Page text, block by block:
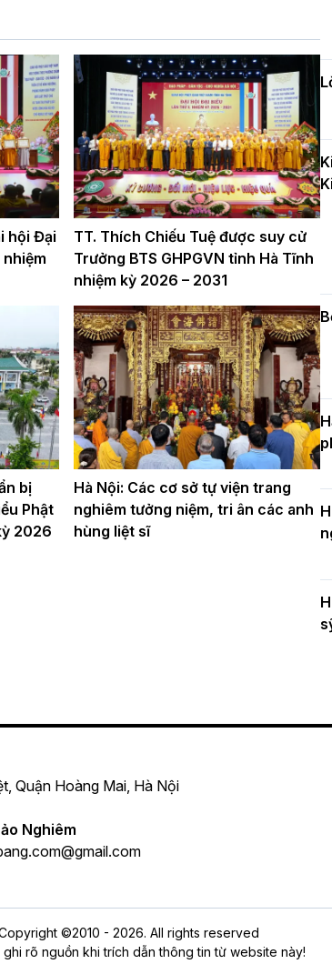
hội Đại
nhiệm
TT. Thích Chiếu Tuệ được suy cử
Trưởng BTS GHPGVN tỉnh Hà Tĩnh
nhiệm kỳ 2026 – 2031
bị
Phật
2026
Hà Nội: Các cơ sở tự viện trang
nghiêm tưởng niệm, tri ân các anh
hùng liệt sĩ
Quận Hoàng Mai, Hà Nội
Nghiêm
©2010 - 2026. All rights reserved
rõ nguồn khi trích dẫn thông tin từ website này!